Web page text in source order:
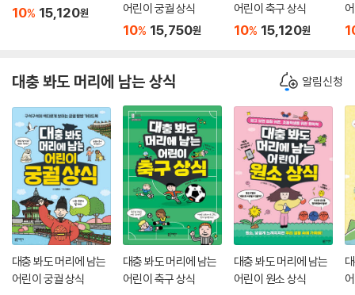
10% 15,120원
어린이 궁궐 상식
10% 15,750원
어린이 축구 상식
10% 15,120원
대충 봐도 머리에 남는 상식 알림신청
대충 봐도 머리에 남는
어린이 궁궐 상식
대충 봐도 머리에 남는
어린이 축구 상식
대충 봐도 머리에 남는
어린이 원소 상식